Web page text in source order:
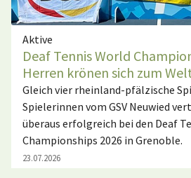
Aktive
Deaf Tennis World
Herren krönen sich zum
Gleich vier rheinland-pfälzische
Spielerinnen vom GSV Neuwied
überaus erfolgreich bei den Deaf
Championships 2026 in Grenoble.
23.07.2026